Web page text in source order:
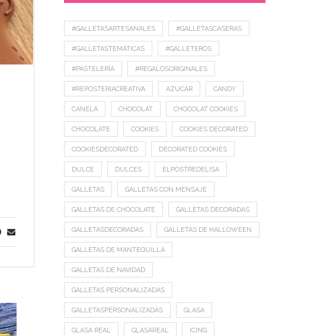
#GALLETASARTESANALES #GALLETASCASERAS
#GALLETASTEMÁTICAS #GALLETEROS
#PASTELERÍA #REGALOSORIGINALES
#REPOSTERIACREATIVA AZUCAR CANDY
CANELA CHOCOLAT CHOCOLAT COOKIES
CHOCOLATE COOKIES COOKIES DECORATED
COOKIESDECORATED DECORATED COOKIES
DULCE DULCES ELPOSTREDELISA
GALLETAS GALLETAS CON MENSAJE
GALLETAS DE CHOCOLATE GALLETAS DECORADAS
GALLETASDECORADAS GALLETAS DE HALLOWEEN
GALLETAS DE MANTEQUILLA
GALLETAS DE NAVIDAD
GALLETAS PERSONALIZADAS
GALLETASPERSONALIZADAS GLASA
GLASA REAL GLASAREAL ICING